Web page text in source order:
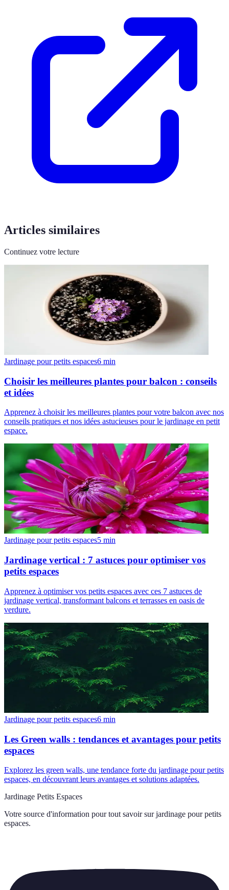
Articles similaires
Continuez votre lecture
Jardinage pour petits espaces6 min
Choisir les meilleures plantes pour balcon : conseils
et idées
Apprenez à choisir les meilleures plantes pour votre balcon avec nos
conseils pratiques et nos idées astucieuses pour le jardinage en petit
espace.
Jardinage pour petits espaces5 min
Jardinage vertical : 7 astuces pour optimiser vos
petits espaces
Apprenez à optimiser vos petits espaces avec ces 7 astuces de
jardinage vertical, transformant balcons et terrasses en oasis de
verdure.
Jardinage pour petits espaces6 min
Les Green walls : tendances et avantages pour petits
espaces
Explorez les green walls, une tendance forte du jardinage pour petits
espaces, en découvrant leurs avantages et solutions adaptées.
Jardinage Petits Espaces
Votre source d'information pour tout savoir sur jardinage pour petits
espaces.